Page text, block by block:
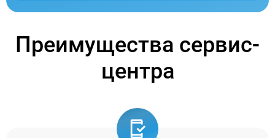
Преимущества сервис-
центра